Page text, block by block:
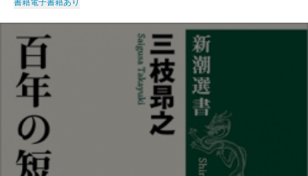
書籍電子書籍あり